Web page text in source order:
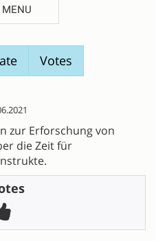
MENU
Votes
zur Erforschung von
die Zeit für